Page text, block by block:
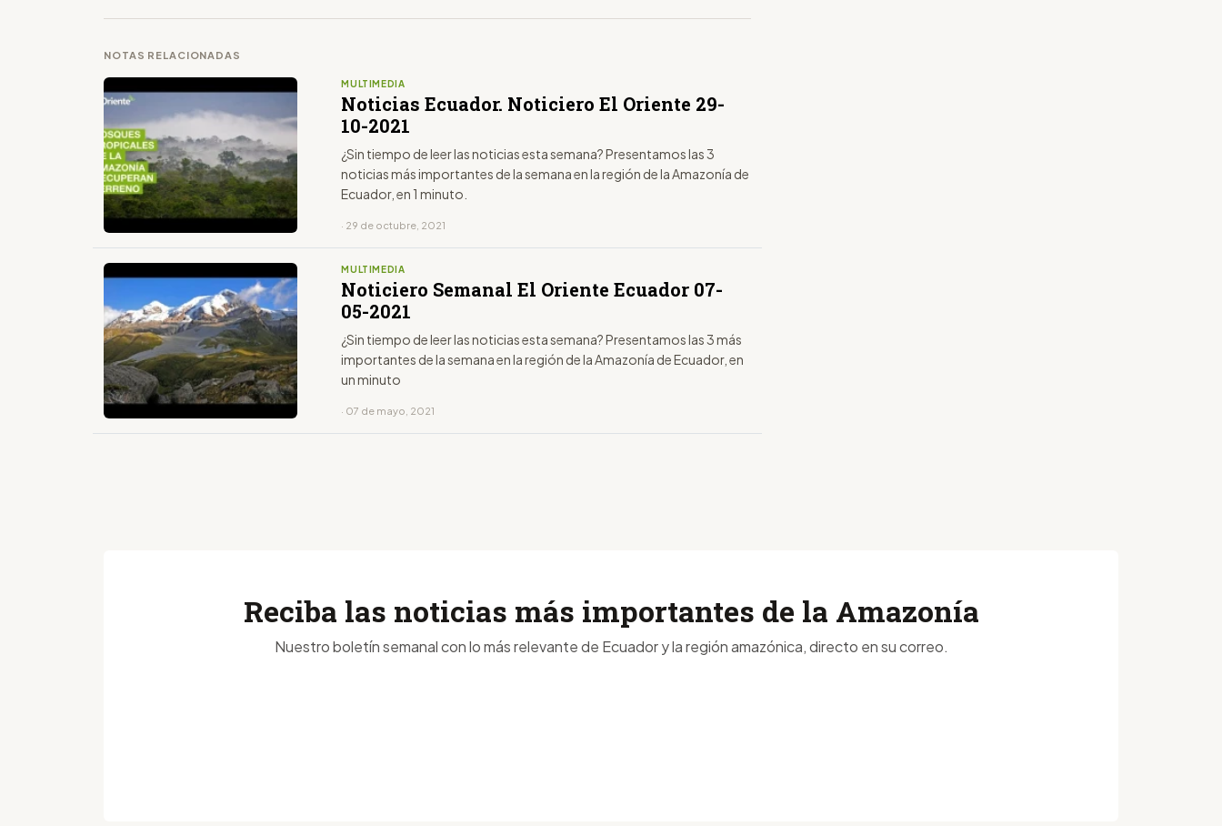
NOTAS RELACIONADAS
MULTIMEDIA
Noticias Ecuador. Noticiero El Oriente 29-
10-2021
¿Sin tiempo de leer las noticias esta semana? Presentamos las 3
noticias más importantes de la semana en la región de la Amazonía de
Ecuador, en 1 minuto.
· 29 de octubre, 2021
MULTIMEDIA
Noticiero Semanal El Oriente Ecuador 07-
05-2021
¿Sin tiempo de leer las noticias esta semana? Presentamos las 3 más
importantes de la semana en la región de la Amazonía de Ecuador, en
un minuto
· 07 de mayo, 2021
Reciba las noticias más importantes de la Amazonía
Nuestro boletín semanal con lo más relevante de Ecuador y la región amazónica, directo en su correo.